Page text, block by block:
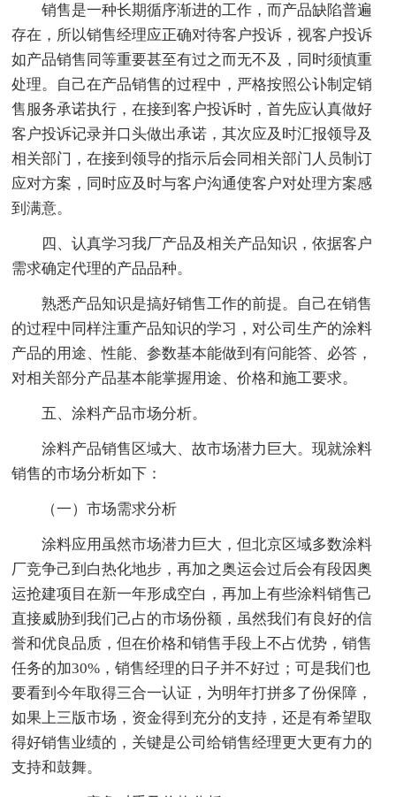
销售是一种长期循序渐进的工作，而产品缺陷普遍
存在，所以销售经理应正确对待客户投诉，视客户投诉
如产品销售同等重要甚至有过之而无不及，同时须慎重
处理。自己在产品销售的过程中，严格按照公讣制定销
售服务承诺执行，在接到客户投诉时，首先应认真做好
客户投诉记录并口头做出承诺，其次应及时汇报领导及
相关部门，在接到领导的指示后会同相关部门人员制订
应对方案，同时应及时与客户沟通使客户对处理方案感
到满意。
四、认真学习我厂产品及相关产品知识，依据客户
需求确定代理的产品品种。
熟悉产品知识是搞好销售工作的前提。自己在销售
的过程中同样注重产品知识的学习，对公司生产的涂料
产品的用途、性能、参数基本能做到有问能答、必答，
对相关部分产品基本能掌握用途、价格和施工要求。
五、涂料产品市场分析。
涂料产品销售区域大、故市场潜力巨大。现就涂料
销售的市场分析如下：
（一）市场需求分析
涂料应用虽然市场潜力巨大，但北京区域多数涂料
厂竞争己到白热化地步，再加之奥运会过后会有段因奥
运抢建项目在新一年形成空白，再加上有些涂料销售己
直接威胁到我们己占的市场份额，虽然我们有良好的信
誉和优良品质，但在价格和销售手段上不占优势，销售
任务的加30%，销售经理的日子并不好过；可是我们也
要看到今年取得三合一认证，为明年打拼多了份保障，
如果上三版市场，资金得到充分的支持，还是有希望取
得好销售业绩的，关键是公司给销售经理更大更有力的
支持和鼓舞。